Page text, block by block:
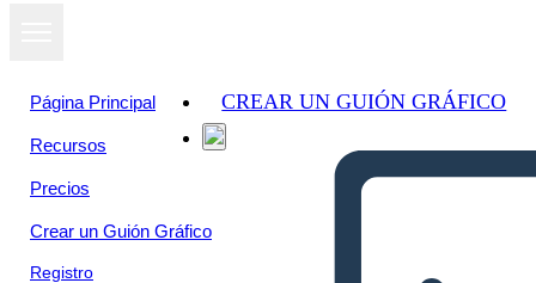
Página Principal
Recursos
Precios
Crear un Guión Gráfico
Registro
CREAR UN GUIÓN GRÁFICO